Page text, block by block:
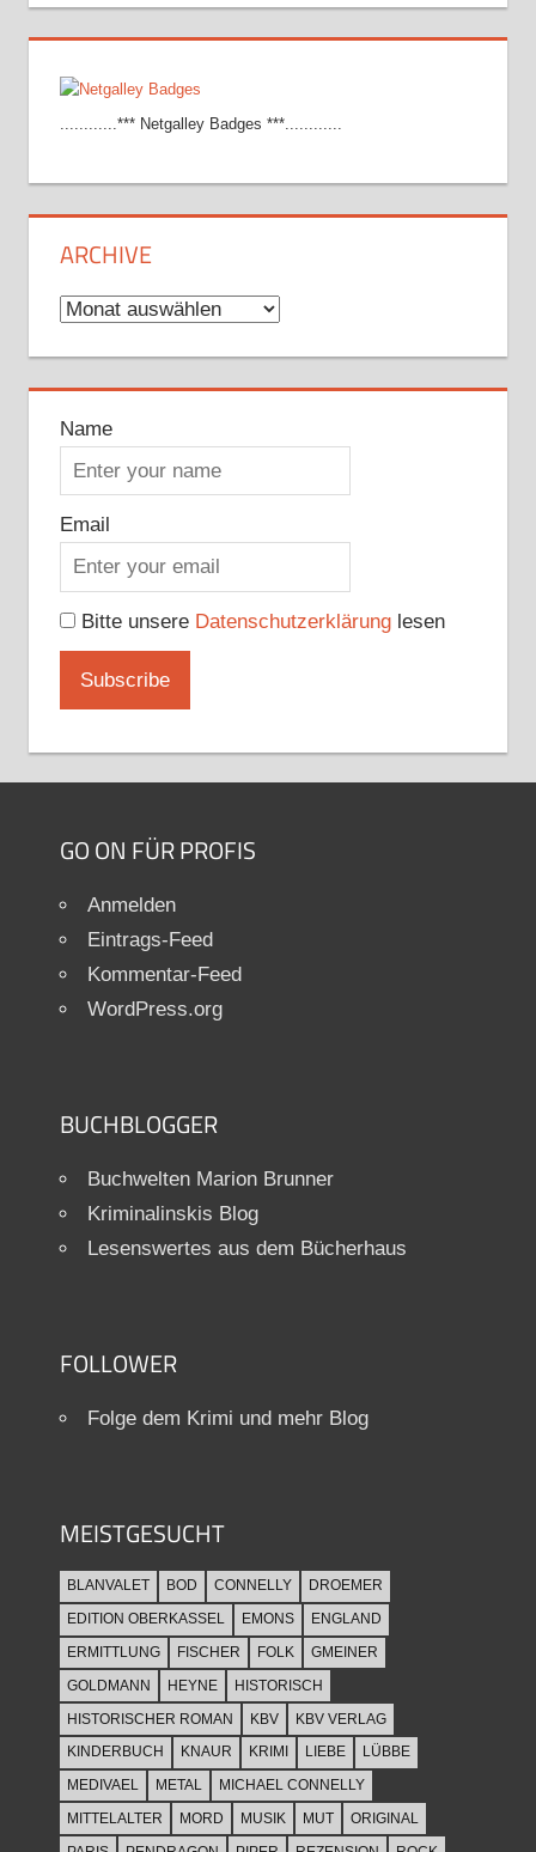
............*** Netgalley Badges ***............
ARCHIVE
Archive
Name
Email
Bitte unsere Datenschutzerklärunglesen
GO ON FÜR PROFIS
Anmelden
Eintrags-Feed
Kommentar-Feed
WordPress.org
BUCHBLOGGER
Buchwelten Marion Brunner
Kriminalinskis Blog
Lesenswertes aus dem Bücherhaus
FOLLOWER
Folge dem Krimi und mehr Blog
MEISTGESUCHT
BLANVALET BOD CONNELLY
DROEMER
EDITION OBERKASSEL
EMONS
ENGLAND
ERMITTLUNG
FISCHER FOLK
GMEINER
GOLDMANN
HEYNE
HISTORISCH
HISTORISCHER ROMAN
KBV
KBV VERLAG
KINDERBUCH
KNAUR KRIMI LIEBE
LÜBBE
MEDIVAEL
METAL
MICHAEL CONNELLY
MITTELALTER
MORD MUSIK MUT
ORIGINAL